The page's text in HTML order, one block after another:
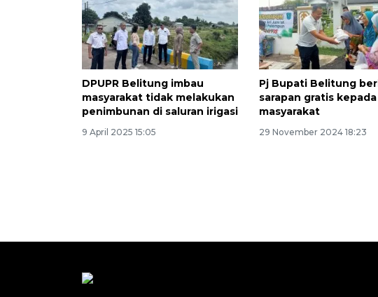
DPUPR Belitung imbau
masyarakat tidak melakukan
penimbunan di saluran irigasi
9 April 2025 15:05
Pj Bupati Belitung
sarapan gratis kepada
masyarakat
29 November 2024 18:23